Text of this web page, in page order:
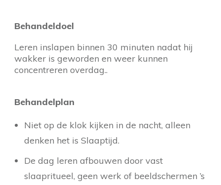
Behandeldoel
Leren inslapen binnen 30 minuten nadat hij
wakker is geworden en weer kunnen
concentreren overdag..
Behandelplan
Niet op de klok kijken in de nacht, alleen
denken het is Slaaptijd.
De dag leren afbouwen door vast
slaapritueel, geen werk of beeldschermen ’s